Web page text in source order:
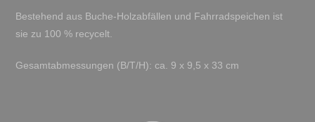
Bestehend aus Buche-Holzabfällen und Fahrradspeichen ist
sie zu 100 % recycelt.
Gesamtabmessungen (B/T/H): ca. 9 x 9,5 x 33 cm